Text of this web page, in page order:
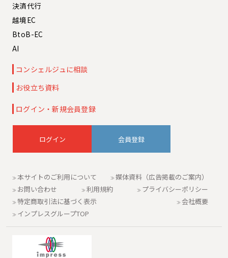
決済代行
越境EC
BtoB-EC
AI
コンシェルジュに相談
お役立ち資料
ログイン・新規会員登録
会員登録
本サイトのご利用について
媒体資料（広告掲載のご案内）
お問い合わせ
利用規約
プライバシーポリシー
特定商取引法に基づく表示
会社概要
インプレスグループTOP